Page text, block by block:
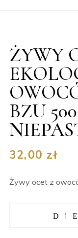
ŻYWY
BZU
32,00 zł
Żywy ocet z